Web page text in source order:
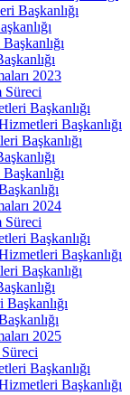
Başkanlığı
2023
Süreci
Başkanlığı
Başkanlığı
Başkanlığı
2024
Süreci
Başkanlığı
Başkanlığı
Başkanlığı
2025
Başkanlığı
Başkanlığı